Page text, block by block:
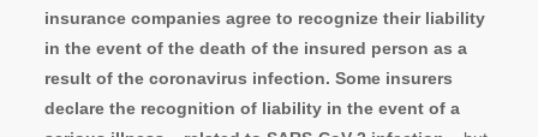
insurance companies agree to recognize their liability
in the event of the death of the insured person as a
result of the coronavirus infection. Some insurers
declare the recognition of liability in the event of a